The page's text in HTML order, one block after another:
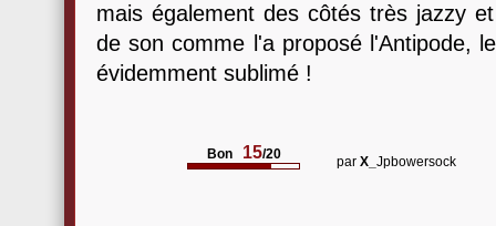
mais également des côtés très jazzy
de son comme l'a proposé l'Antipode,
évidemment sublimé !
Bon 15/20 par X_ Jpbowersock